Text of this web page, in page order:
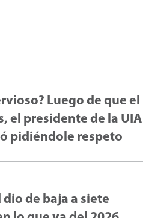
Luego de que el
el presidente de la UIA
pidiéndole respeto
de baja a siete